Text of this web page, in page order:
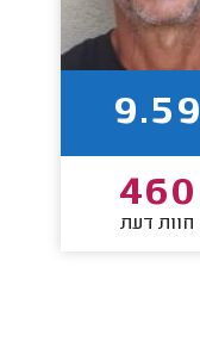
9.59
460
חוות דעת